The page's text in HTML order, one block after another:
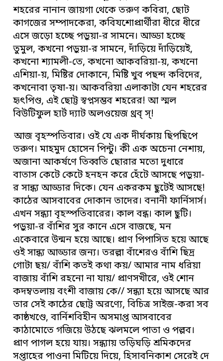
শহরের নানান জায়গা থেকে তরুণ কবিরা, ছোট
কাগজের সম্পাদকেরা, কবিযশোপ্রার্থীরা ধীরে ধীরে
এসে জড়ো হচ্ছে পড়ুয়া-র সামনে। আড্ডা হচ্ছে
তুমুল, কখনো পড়ুয়া-র সামনে, দাঁড়িয়ে দাঁড়িয়েই,
কখনো শ্যামলী-তে, কখনো আকবরিয়া-য়, কখনো
এশিয়া-য়, মিষ্টির দোকানে, মিষ্টি খুব পছন্দ কবিদের,
কখনোবা তৃষা-য়। আকবরিয়া এলাকাটা যেন শহরের
হৃৎপিণ্ড, এই ছোট্ট স্বপ্নসম্ভব শহরের! আ স্মল
বিউটিফুল হার্ট দ্যাট অলওয়েজ থ্রব্ স্!
আজ বৃহস্পতিবার। ওই যে এক দীর্ঘকায় ছিপছিপে
তরুণ। মাহমুদ হোসেন পিন্টু। কী এক অচেনা নেশায়,
অজানা আকর্ষণে তিব্বতি ছোরার মতো দুধারে
বাতাস কেটে কেটে হনহন করে হেঁটে আসছে পড়ুয়া-
র সান্ধ্য আড্ডার দিকে। যেন একরকম ছুটেই আসছে!
কাঠের আসবাবের দোকান তাদের। বনানী ফার্নিসার্স।
এখন সন্ধ্যা বৃহস্পতিবারের। কাল বন্ধ। কাল ছুটি।
পড়ুয়া-র বাঁশির সুর কানে এসে বাজছে, মন
একেবারে উন্মন হয়ে আছে। প্রাণ পিপাসিত হয়ে আছে
ওই সান্ধ্য আড্ডার জন্য। তরল্লা বাঁশেরও বাঁশি ছিদ্র
গোটা ছয়/ বাঁশি কতই কথা কয়/ আমার নাম ধরিয়া
বাজায় বাঁশি রহনো না যায়/ প্রাণসখীরে, ওই শোন
কদম্বতলায় বংশী বাজায় কে// সন্ধ্যা হয়ে আসছে আর
তার সেই কাঠের ছোট্ট অরণ্যে, বিচিত্র সাইজ-করা সব
কাষ্ঠখণ্ডে, বার্নিশবিহীন অসমাপ্ত আসবাবের
কাঠামোতে গজিয়ে উঠছে ঝলমলে পাতা ও পল্লব।
প্রাণ পাগল হয়ে যায়। সন্ধ্যায় তড়িঘড়ি শ্রমিকদের
সপ্তাহের পাওনা মিটিয়ে দিয়ে, হিসাবনিকাশ সেরেই দে